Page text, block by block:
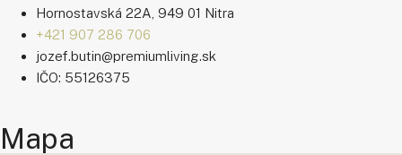
Hornostavská 22A, 949 01 Nitra
+421 907 286 706
jozef.butin@premiumliving.sk
IČO: 55126375
Mapa